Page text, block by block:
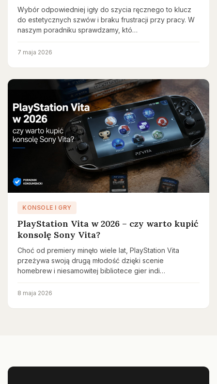
Wybór odpowiedniej igły do szycia ręcznego to klucz
do estetycznych szwów i braku frustracji przy pracy. W
naszym poradniku sprawdzamy, któ…
7 maja 2026
KONSOLE I GRY
PlayStation Vita w 2026 – czy warto kupić
konsolę Sony Vita?
Choć od premiery minęło wiele lat, PlayStation Vita
przeżywa swoją drugą młodość dzięki scenie
homebrew i niesamowitej bibliotece gier indi…
8 maja 2026